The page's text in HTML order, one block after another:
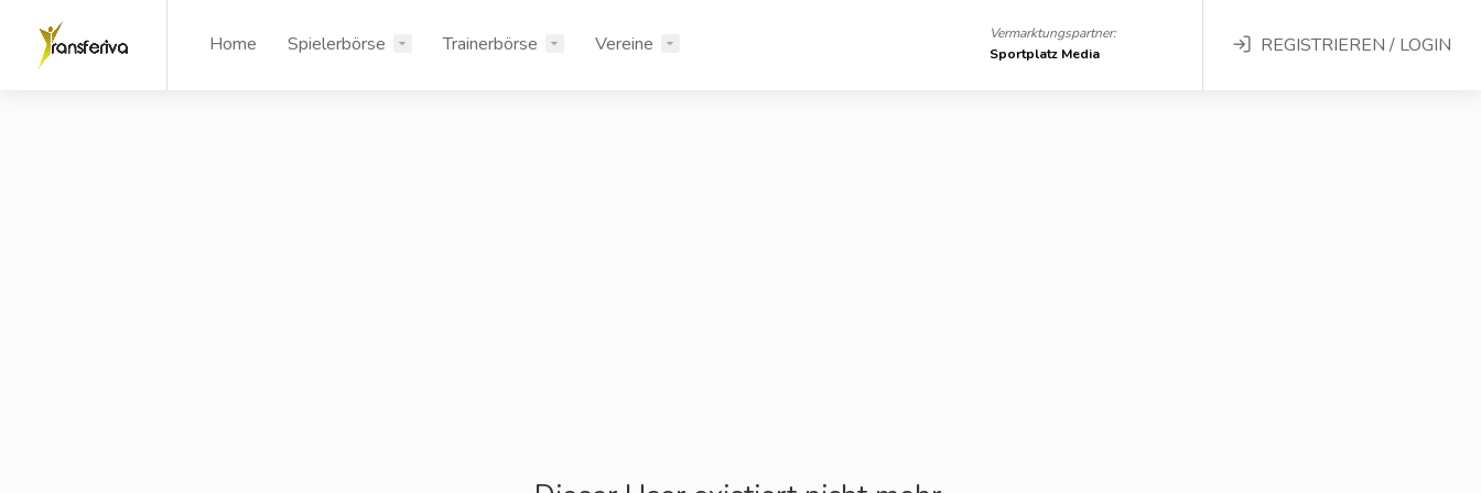
Home Spielerbörse Trainerbörse Vereine
Vermarktungspartner:
Sportplatz Media
REGISTRIEREN / LOGIN